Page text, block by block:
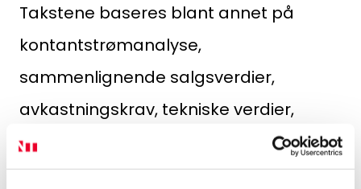
Takstene baseres blant annet på
kontantstrømanalyse,
sammenlignende salgsverdier,
avkastningskrav, tekniske verdier,
leiekontrakter og markedsleie.